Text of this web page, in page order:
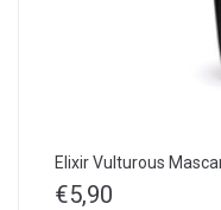
Elixir Vulturous
€5,90